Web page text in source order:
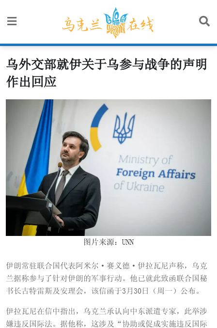
乌外交部就伊关于乌参与战争的声明
作出回应
图片来源：UNN
伊朗常驻联合国代表阿米尔·赛义德·伊拉瓦尼声称，乌克
兰据称参与了针对伊朗的军事行动。他已就此致函联合国秘
书长古特雷斯及安理会，该信函于3月30日（周一）公布。
伊拉瓦尼在信中指出，乌克兰承认向中东派遣专家，此举涉
嫌违反国际法。据他称，这涉及“协助或促成实施违反国际